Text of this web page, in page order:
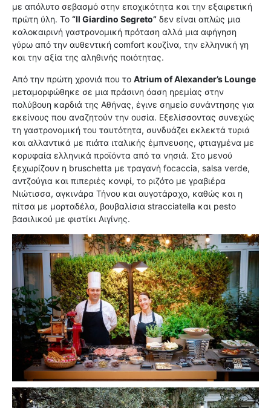
με απόλυτο σεβασμό στην εποχικότητα και την εξαιρετική
πρώτη ύλη. Το “Il Giardino Segreto” δεν είναι απλώς μια
καλοκαιρινή γαστρονομική πρόταση αλλά μια αφήγηση
γύρω από την αυθεντική comfort κουζίνα, την ελληνική γη
και την αξία της αληθινής ποιότητας.
Από την πρώτη χρονιά που το Atrium of Alexander’s Lounge
μεταμορφώθηκε σε μια πράσινη όαση ηρεμίας στην
πολύβουη καρδιά της Αθήνας, έγινε σημείο συνάντησης για
εκείνους που αναζητούν την ουσία. Εξελίσσοντας συνεχώς
τη γαστρονομική του ταυτότητα, συνδυάζει εκλεκτά τυριά
και αλλαντικά με πιάτα ιταλικής έμπνευσης, φτιαγμένα με
κορυφαία ελληνικά προϊόντα από τα νησιά. Στο μενού
ξεχωρίζουν η bruschetta με τραγανή focaccia, salsa verde,
αντζούγια και πιπεριές κονφί, το ριζότο με γραβιέρα
Νιώτισσα, αγκινάρα Τήνου και αυγοτάραχο, καθώς και η
πίτσα με μορταδέλα, βουβαλίσια stracciatella και pesto
βασιλικού με φιστίκι Αιγίνης.